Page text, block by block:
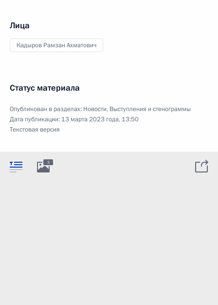
Лица
Кадыров Рамзан Ахматович
Статус материала
Опубликован в разделах: Новости, Выступления и стенограммы
Дата публикации: 13 марта 2023 года, 13:50
Текстовая версия
3